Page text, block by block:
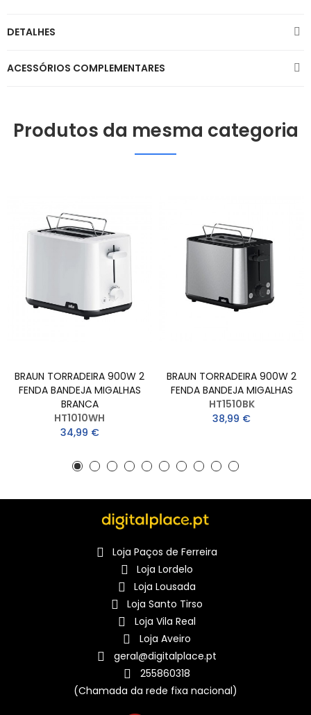
DETALHES
ACESSÓRIOS COMPLEMENTARES
Produtos da mesma categoria
BRAUN TORRADEIRA 900W 2
FENDA BANDEJA MIGALHAS
BRANCA
HT1010WH
34,99 €
BRAUN TORRADEIRA 900W 2
FENDA BANDEJA MIGALHAS
HT1510BK
38,99 €
Loja Paços de Ferreira
Loja Lordelo
Loja Lousada
Loja Santo Tirso
Loja Vila Real
Loja Aveiro
geral@digitalplace.pt
255860318
(Chamada da rede fixa nacional)